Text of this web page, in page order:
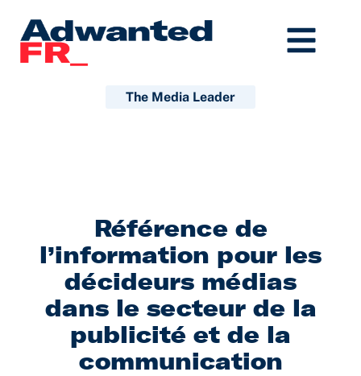
contenu
The Media Leader
Référence de
l’information pour les
décideurs médias
dans le secteur de la
publicité et de la
communication